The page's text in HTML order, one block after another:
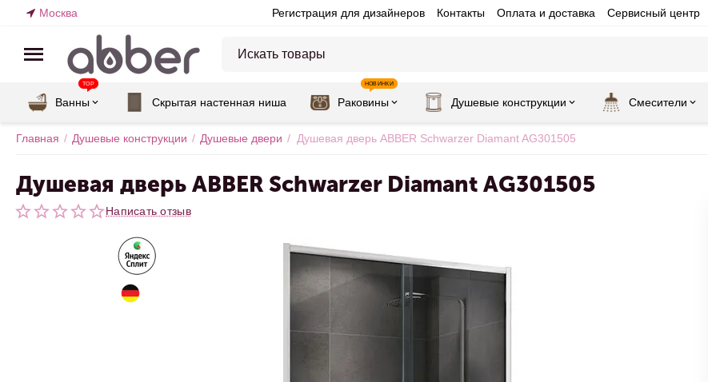
Москва Регистрация для дизайнеров Контакты Оплата и доставка Сервисный центр
Ванны
TOP
Скрытая настенная ниша Раковины
НОВИНКИ
Душевые конструкции Смесители
Главная / Душевые конструкции / Душевые двери / Душевая дверь ABBER Schwarzer Diamant AG301505
Душевая дверь ABBER Schwarzer Diamant AG301505
Написать отзыв